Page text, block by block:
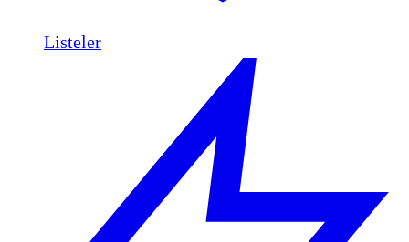
Listeler